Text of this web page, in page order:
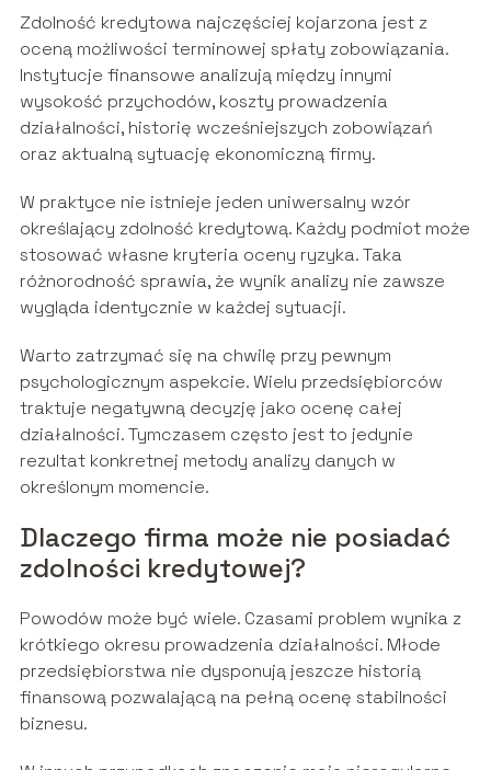
Zdolność kredytowa najczęściej kojarzona jest z
oceną możliwości terminowej spłaty zobowiązania.
Instytucje finansowe analizują między innymi
wysokość przychodów, koszty prowadzenia
działalności, historię wcześniejszych zobowiązań
oraz aktualną sytuację ekonomiczną firmy.
W praktyce nie istnieje jeden uniwersalny wzór
określający zdolność kredytową. Każdy podmiot może
stosować własne kryteria oceny ryzyka. Taka
różnorodność sprawia, że wynik analizy nie zawsze
wygląda identycznie w każdej sytuacji.
Warto zatrzymać się na chwilę przy pewnym
psychologicznym aspekcie. Wielu przedsiębiorców
traktuje negatywną decyzję jako ocenę całej
działalności. Tymczasem często jest to jedynie
rezultat konkretnej metody analizy danych w
określonym momencie.
Dlaczego firma może nie posiadać
zdolności kredytowej?
Powodów może być wiele. Czasami problem wynika z
krótkiego okresu prowadzenia działalności. Młode
przedsiębiorstwa nie dysponują jeszcze historią
finansową pozwalającą na pełną ocenę stabilności
biznesu.